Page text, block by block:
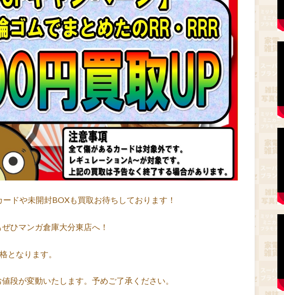
ードや未開封BOXも買取お待ちしております！
ひマンガ倉庫大分東店へ！
となります。
段が変動いたします。予めご了承ください。